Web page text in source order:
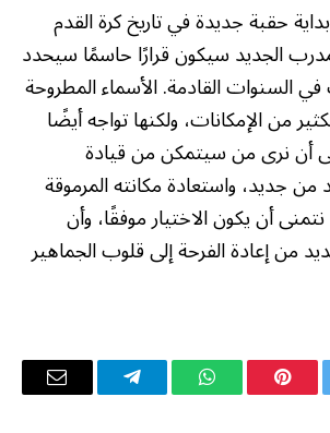
حقبة جديدة في تاريخ كرة القدم
الجديد سيكون قرارًا حاسمًا سيحدد
السنوات القادمة. الأسماء المطروحة
من الإمكانات، ولكنها تواجه أيضًا
أن نرى من سيتمكن من قيادة
من جديد، واستعادة مكانته المرموقة
أن يكون الاختيار موفقًا، وأن
من إعادة الفرحة إلى قلوب الجماهير
بينتيريستواتساب تيلقرام
البريد